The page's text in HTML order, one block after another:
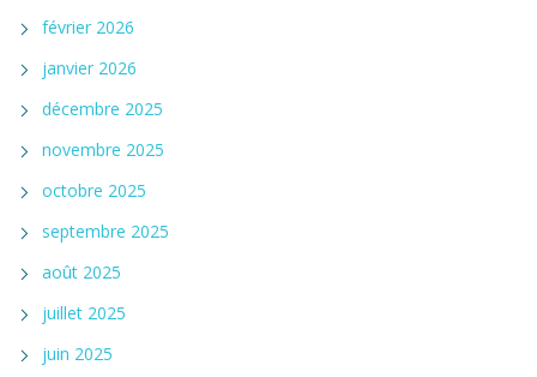
février 2026
janvier 2026
décembre 2025
novembre 2025
octobre 2025
septembre 2025
août 2025
juillet 2025
juin 2025